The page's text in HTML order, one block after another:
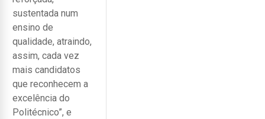
sustentada num
ensino de
qualidade, atraindo,
assim, cada vez
mais candidatos
que reconhecem a
excelência do
Politécnico”, e